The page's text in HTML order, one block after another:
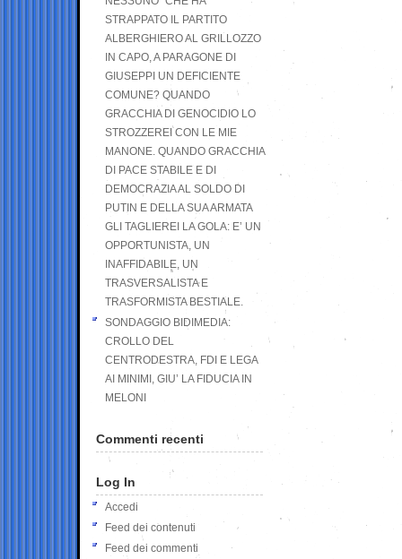
STRAPPATO IL PARTITO
ALBERGHIERO AL GRILLOZZO
IN CAPO, A PARAGONE DI
GIUSEPPI UN DEFICIENTE
COMUNE? QUANDO
GRACCHIA DI GENOCIDIO LO
STROZZEREI CON LE MIE
MANONE. QUANDO GRACCHIA
DI PACE STABILE E DI
DEMOCRAZIA AL SOLDO DI
PUTIN E DELLA SUA ARMATA
GLI TAGLIEREI LA GOLA: E’ UN
OPPORTUNISTA, UN
INAFFIDABILE, UN
TRASVERSALISTA E
TRASFORMISTA BESTIALE.
SONDAGGIO BIDIMEDIA:
CROLLO DEL
CENTRODESTRA, FDI E LEGA
AI MINIMI, GIU’ LA FIDUCIA IN
MELONI
Commenti recenti
Log In
Accedi
Feed dei contenuti
Feed dei commenti